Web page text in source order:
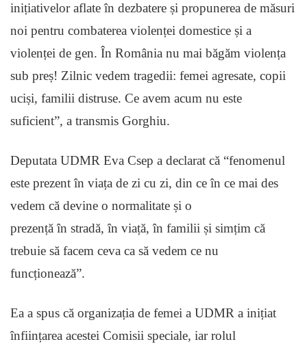
inițiativelor aflate în dezbatere și propunerea de măsuri
noi pentru combaterea violenței domestice și a
violenței de gen. În România nu mai băgăm violența
sub preș! Zilnic vedem tragedii: femei agresate, copii
uciși, familii distruse. Ce avem acum nu este
suficient”, a transmis Gorghiu.
Deputata UDMR Eva Csep a declarat că “fenomenul
este prezent în viața de zi cu zi, din ce în ce mai des
vedem că devine o normalitate și o
prezență în stradă, în viață, în familii și simțim că
trebuie să facem ceva ca să vedem ce nu
funcționează”.
Ea a spus că organizația de femei a UDMR a inițiat
înființarea acestei Comisii speciale, iar rolul